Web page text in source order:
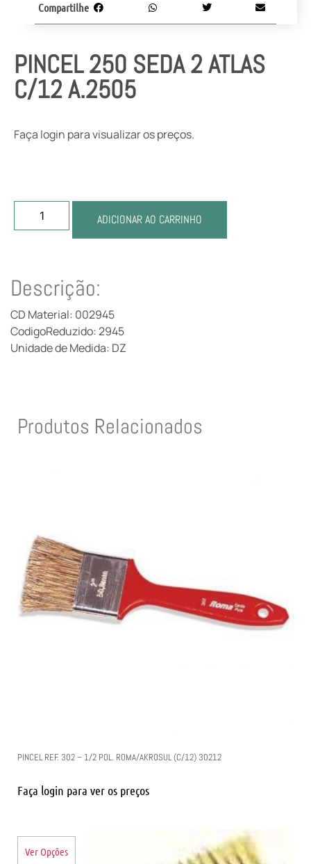
PINCEL 250 SEDA 2 ATLAS
C/12 A.2505
Faça login para visualizar os preços.
ADICIONAR AO CARRINHO
Compartilhe
Descrição:
CD Material: 002945
CodigoReduzido: 2945
Unidade de Medida: DZ
Produtos Relacionados
PINCEL REF. 302 – 1/2 POL. ROMA/AKROSUL (C/12) 30212
Faça login para ver os preços
Ver Opções